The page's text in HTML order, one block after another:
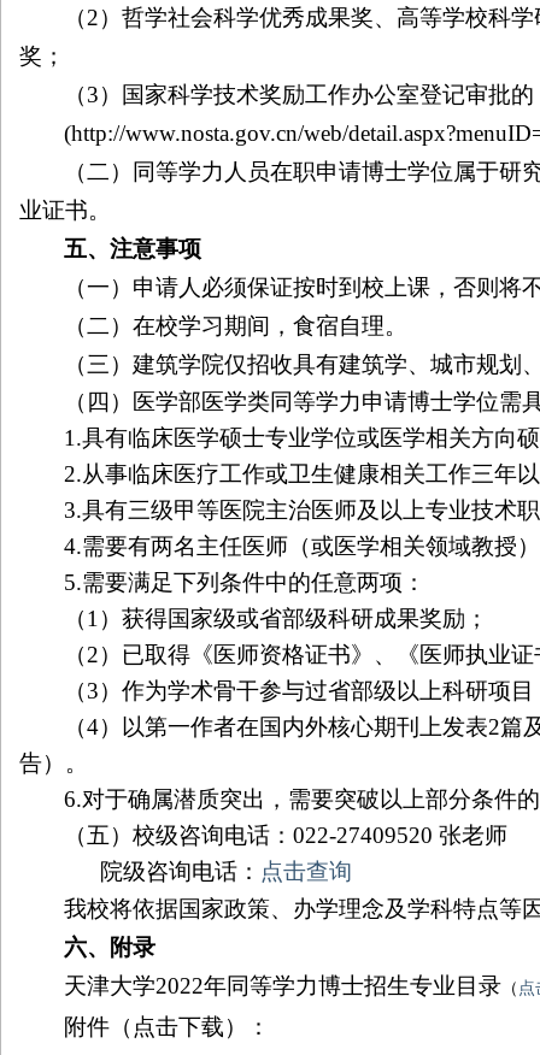
（2）哲学社会科学优秀成果奖、高等学校科
奖；
（3）国家科学技术奖励工作办公室登记审批
(http://www.nosta.gov.cn/web/
（二）同等学力人员在职申请博士学位属于
业证书。
五、注意事项
（一）申请人必须保证按时到校上课，否则将
（二）在校学习期间，食宿自理。
（三）建筑学院仅招收具有建筑学、城市规
（四）医学部医学类同等学力申请博士学位需
1.具有临床医学硕士专业学位或医学相关方向
2.从事临床医疗工作或卫生健康相关工作三年
3.具有三级甲等医院主治医师及以上专业技术
4.需要有两名主任医师（或医学相关领域教授
5.需要满足下列条件中的任意两项：
（1 ）获得国家级或省部级科研成果奖励；
（2）已取得《医师资格证书》、《医师执业
（3）作为学术骨干参与过省部级以上科研项目
（4）以第一作者在国内外核心期刊上发表2篇
告）。
6.对于确属潜质突出，需要突破以上部分条件
（五）校级咨询电话：022-27409520张老师
院级咨询电话： 点击查询
我校将依据国家政策、办学理念及学科特点等
六、附录
天津大学2022年同等学力博士招生专业目录 （ 点
附件（点击下载）：